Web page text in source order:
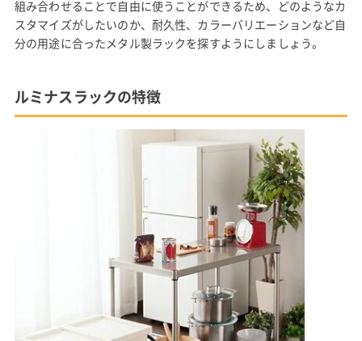
組み合わせることで自由に使うことができるため、どのようなカ
スタマイズがしたいのか、耐久性、カラーバリエーションなど自
分の用途に合ったメタル製ラックを探すようにしましょう。
ルミナスラックの特徴